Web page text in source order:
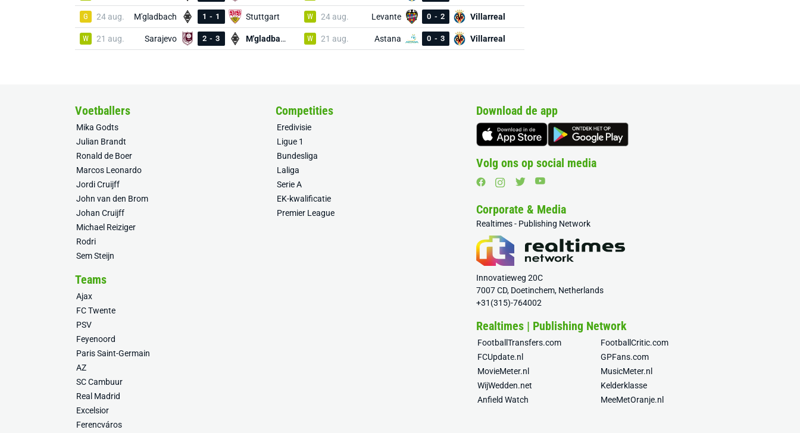
G 24 aug. M'gladbach 1 - 1 Stuttgart
W 21 aug. Sarajevo 2 - 3 M'gladbach
W 24 aug. Levante 0 - 2 Villarreal
W 21 aug. Astana 0 - 3 Villarreal
Voetballers
Mika Godts
Julian Brandt
Ronald de Boer
Marcos Leonardo
Jordi Cruijff
John van den Brom
Johan Cruijff
Michael Reiziger
Rodri
Sem Steijn
Competities
Eredivisie
Ligue 1
Bundesliga
Laliga
Serie A
EK-kwalificatie
Premier League
Teams
Ajax
FC Twente
PSV
Feyenoord
Paris Saint-Germain
AZ
SC Cambuur
Real Madrid
Excelsior
Ferencváros
Download de app
Volg ons op social media
Corporate & Media
Realtimes - Publishing Network
Innovatieweg 20C
7007 CD, Doetinchem, Netherlands
+31(315)-764002
Realtimes | Publishing Network
FootballTransfers.com
FootballCritic.com
FCUpdate.nl
GPFans.com
MovieMeter.nl
MusicMeter.nl
WijWedden.net
Kelderklasse
Anfield Watch
MeeMetOranje.nl